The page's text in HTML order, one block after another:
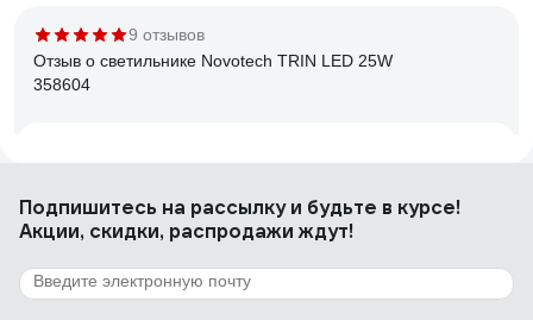
9 отзывов
Отзыв о светильнике Novotech TRIN LED 25W
358604
251 отзыв
Отзыв о люстре RITTER ROLO с ДУ 52Вт,
Подпишитесь на рассылкуи будьте в курсе!
Акции, скидки, распродажи ждут!